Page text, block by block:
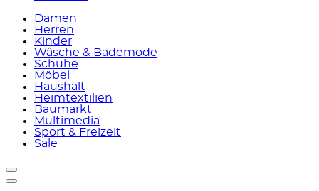
Damen
Herren
Kinder
Wäsche & Bademode
Schuhe
Möbel
Haushalt
Heimtextilien
Baumarkt
Multimedia
Sport & Freizeit
Sale